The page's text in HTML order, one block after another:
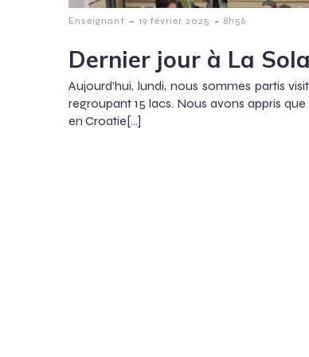
Enseignant - 19 février 2025 - 8h56
Dernier jour à La
Aujourd’hui, lundi, nous sommes partis
regroupant 15 lacs. Nous avons appris
en Croatie[…]